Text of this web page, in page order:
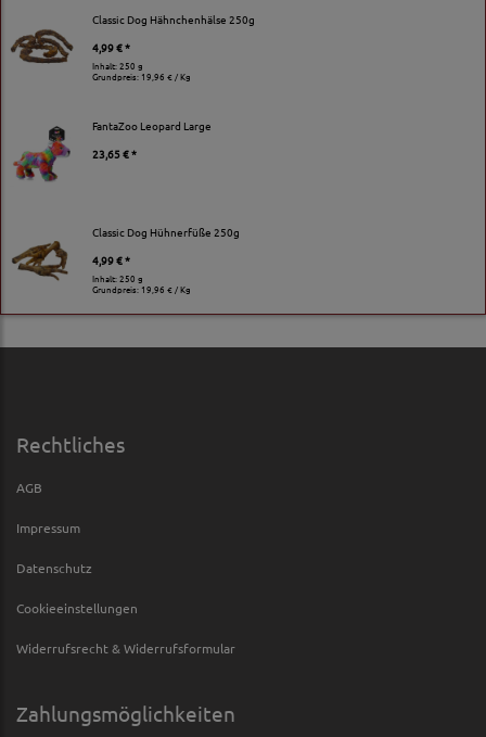
Classic Dog Hähnchenhälse 250g
4,99 € *
Inhalt: 250 g
Grundpreis: 19,96 € / Kg
FantaZoo Leopard Large
23,65 € *
Classic Dog Hühnerfüße 250g
4,99 € *
Inhalt: 250 g
Grundpreis: 19,96 € / Kg
Rechtliches
AGB
Impressum
Datenschutz
Cookieeinstellungen
Widerrufsrecht & Widerrufsformular
Zahlungsmöglichkeiten